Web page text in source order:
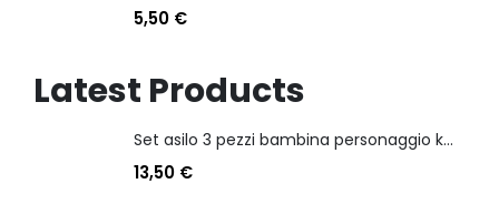
5,50 €
Latest Products
Set asilo 3 pezzi bambina personaggio kuromi
13,50 €